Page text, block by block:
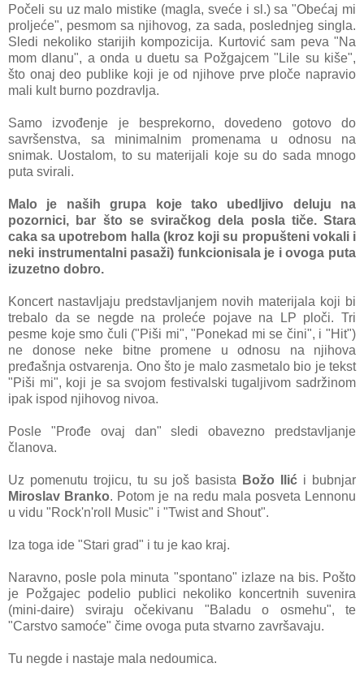
Počeli su uz malo mistike (magla, sveće i sl.) sa "Obećaj mi
proljeće", pesmom sa njihovog, za sada, poslednjeg singla.
Sledi nekoliko starijih kompozicija. Kurtović sam peva "Na
mom dlanu", a onda u duetu sa Požgajcem "Lile su kiše",
što onaj deo publike koji je od njihove prve ploče napravio
mali kult burno pozdravlja.
Samo izvođenje je besprekorno, dovedeno gotovo do
savršenstva, sa minimalnim promenama u odnosu na
snimak. Uostalom, to su materijali koje su do sada mnogo
puta svirali.
Malo je naših grupa koje tako ubedljivo deluju na
pozornici, bar što se sviračkog dela posla tiče. Stara
caka sa upotrebom halla (kroz koji su propušteni vokali i
neki instrumentalni pasaži) funkcionisala je i ovoga puta
izuzetno dobro.
Koncert nastavljaju predstavljanjem novih materijala koji bi
trebalo da se negde na proleće pojave na LP ploči. Tri
pesme koje smo čuli ("Piši mi", "Ponekad mi se čini", i "Hit")
ne donose neke bitne promene u odnosu na njihova
pređašnja ostvarenja. Ono što je malo zasmetalo bio je tekst
"Piši mi", koji je sa svojom festivalski tugaljivom sadržinom
ipak ispod njihovog nivoa.
Posle "Prođe ovaj dan" sledi obavezno predstavljanje
članova.
Uz pomenutu trojicu, tu su još basista Božo Ilić i bubnjar
Miroslav Branko. Potom je na redu mala posveta Lennonu
u vidu "Rock'n'roll Music" i "Twist and Shout".
Iza toga ide "Stari grad" i tu je kao kraj.
Naravno, posle pola minuta "spontano" izlaze na bis. Pošto
je Požgajec podelio publici nekoliko koncertnih suvenira
(mini-daire) sviraju očekivanu "Baladu o osmehu", te
"Carstvo samoće" čime ovoga puta stvarno završavaju.
Tu negde i nastaje mala nedoumica.